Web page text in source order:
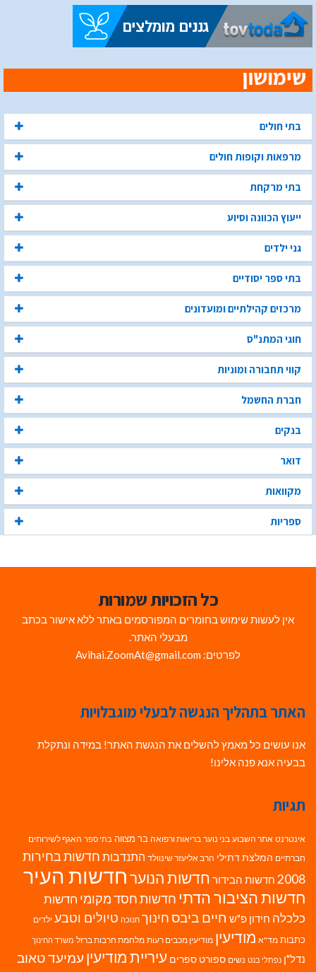
בתי חולים
מרפאות וקופות חולים
בתי מרקחת
ייעוץ הכוונה וסיוע
גני ילדים
בתי ספר יסודיים
מרכזים קהילתיים ומועדונים
חוגי המתנ"ס
קווי תחבורה ומוניות
חברת החשמל
בנקים
דואר
מקוואות
ספריות
כל הזכויות שמורות
אין לעשות שימוש בחומרים המפורסמים באתר ללא אישור בכתב
מבעלי האתר.
לפרטים: Avihai.ZoomAt@gmail.com
האתר בתהליך הנגשה לבעלי מוגבלויות
אנו עושים כל מאמץ להשלים את הנגשת האתר! במידה ונתקלת
בבעיה אנא פנה אלינו!
תגיות
אינטרנט אתר השבוע בני נוער בריאות ורפואה בר מצווה בתי ספר האגף לשירותים
חברתיים המלצת דתילי הרב אליעזר שינוולד התנדבות חדשות בחירות
2008 חדשות הבידור חדשות הנוערחדשות העיר
חדשות הציבור הדתי חדשות חסד מקומי חדשות
כלכלה חידון פ"ש חיים ביבסחינוך חנוכה טיולים וטבע ילדים
כתבות מד"א מודיעין מודיעין מכבים רעות מלחמת חרבות ברזל משרד החינוך
נדל"ן נפתלי בנט נשים ספורט ספרים עיריית מודיעין עמיעד טאוב